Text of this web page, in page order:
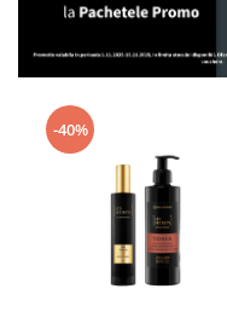
Ulei pentru barba
-40%